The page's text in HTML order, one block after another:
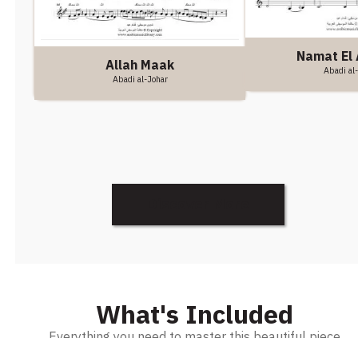
Allah Maak
Abadi al-Johar
Namat El
Abadi
What's Included